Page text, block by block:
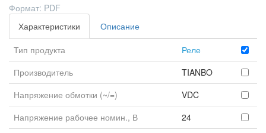
Формат: PDF
Характеристики
Описание
Тип продукта
Реле
Производитель
TIANBO
Напряжение обмотки (~/=)
VDC
Напряжение рабочее номин., В
24